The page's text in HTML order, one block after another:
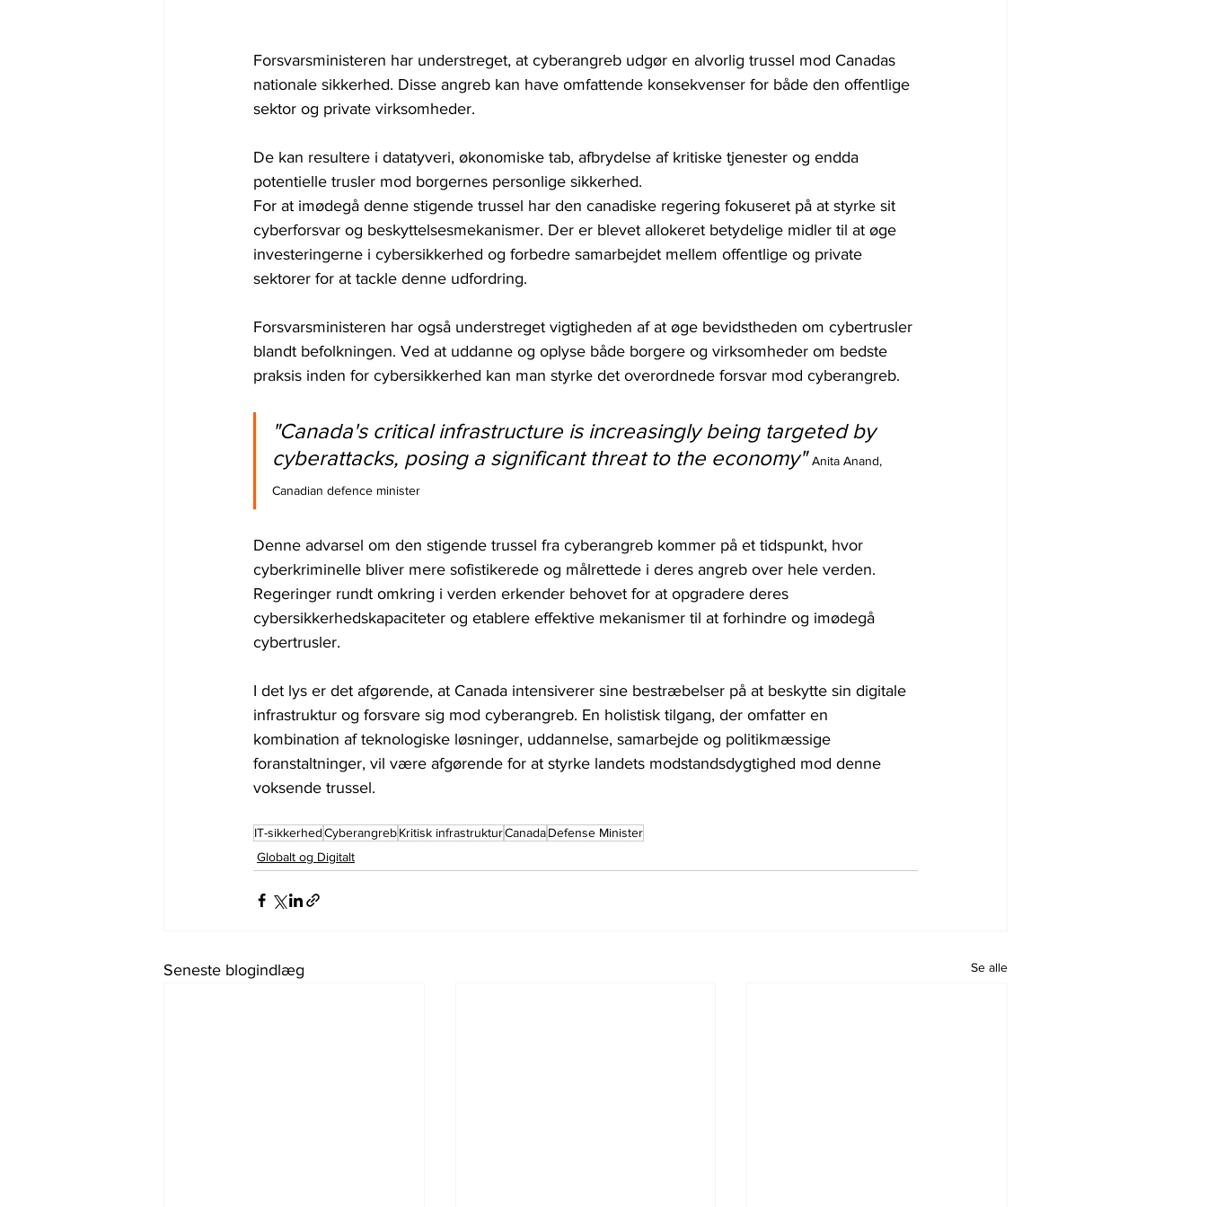
Forsvarsministeren har understreget, at cyberangreb udgør en alvorlig trussel mod Canadas
nationale sikkerhed. Disse angreb kan have omfattende konsekvenser for både den offentlige
sektor og private virksomheder.
De kan resultere i datatyveri, økonomiske tab, afbrydelse af kritiske tjenester og endda
potentielle trusler mod borgernes personlige sikkerhed.
For at imødegå denne stigende trussel har den canadiske regering fokuseret på at styrke sit
cyberforsvar og beskyttelsesmekanismer. Der er blevet allokeret betydelige midler til at øge
investeringerne i cybersikkerhed og forbedre samarbejdet mellem offentlige og private
sektorer for at tackle denne udfordring.
Forsvarsministeren har også understreget vigtigheden af at øge bevidstheden om cybertrusler
blandt befolkningen. Ved at uddanne og oplyse både borgere og virksomheder om bedste
praksis inden for cybersikkerhed kan man styrke det overordnede forsvar mod cyberangreb.
"Canada's critical infrastructure is increasingly being targeted by
cyberattacks, posing a significant threat to the economy" Anita Anand,
Canadian defence minister
Denne advarsel om den stigende trussel fra cyberangreb kommer på et tidspunkt, hvor
cyberkriminelle bliver mere sofistikerede og målrettede i deres angreb over hele verden.
Regeringer rundt omkring i verden erkender behovet for at opgradere deres
cybersikkerhedskapaciteter og etablere effektive mekanismer til at forhindre og imødegå
cybertrusler.
I det lys er det afgørende, at Canada intensiverer sine bestræbelser på at beskytte sin digitale
infrastruktur og forsvare sig mod cyberangreb. En holistisk tilgang, der omfatter en
kombination af teknologiske løsninger, uddannelse, samarbejde og politikmæssige
foranstaltninger, vil være afgørende for at styrke landets modstandsdygtighed mod denne
voksende trussel.
IT-sikkerhedCyberangrebKritisk infrastrukturCanadaDefense Minister
Globalt og Digitalt
Seneste blogindlæg Se alle